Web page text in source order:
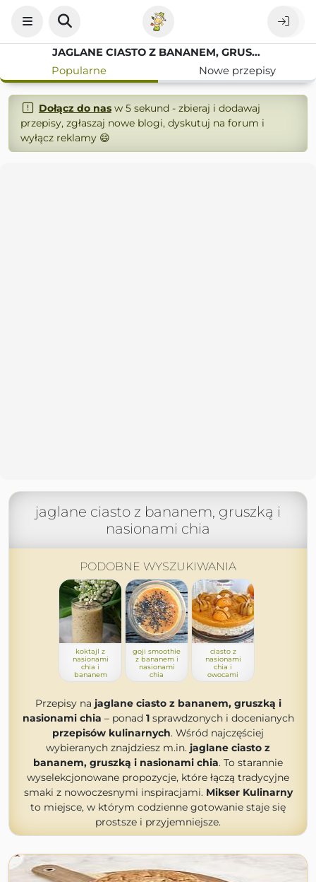
JAGLANE CIASTO Z BANANEM, GRUSZKĄ I NASIONAMI CHIA
Popularne
Nowe przepisy
Dołącz do nasw 5 sekund - zbieraj i dodawaj
przepisy, zgłaszaj nowe blogi, dyskutuj na forum i
wyłącz reklamy 😄
jaglane ciasto z bananem, gruszką i
nasionami chia
PODOBNE WYSZUKIWANIA
koktajl z
nasionami
chia i
bananem
goji smoothie
z bananem i
nasionami
chia
ciasto z
nasionami
chia i
owocami
Przepisy na jaglane ciasto z bananem, gruszką i
nasionami chia – ponad 1sprawdzonych i docenianych
przepisów kulinarnych. Wśród najczęściej
wybieranych znajdziesz m.in. jaglane ciasto z
bananem, gruszką i nasionami chia. To starannie
wyselekcjonowane propozycje, które łączą tradycyjne
smaki z nowoczesnymi inspiracjami. Mikser Kulinarny
to miejsce, w którym codzienne gotowanie staje się
prostsze i przyjemniejsze.